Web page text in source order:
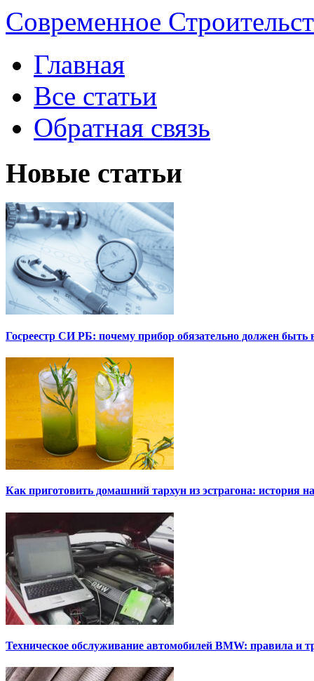
Современное
Главная
Все статьи
Обратная связь
Новые статьи
Госреестр СИ РБ: почему прибор обязательно должен быть
Как приготовить домашний тархун из эстрагона: история
Техническое обслуживание автомобилей BMW: правила и